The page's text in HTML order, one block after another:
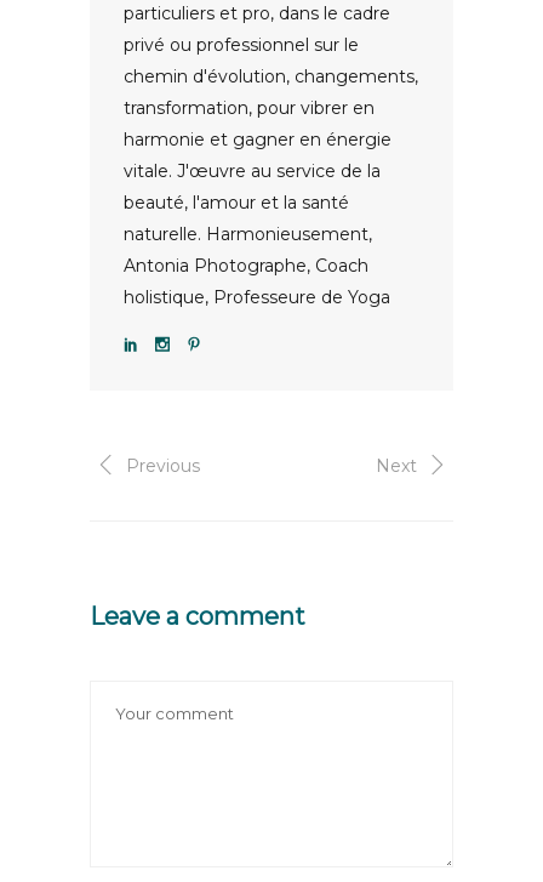
particuliers et pro, dans le cadre
privé ou professionnel sur le
chemin d'évolution, changements,
transformation, pour vibrer en
harmonie et gagner en énergie
vitale. J'œuvre au service de la
beauté, l'amour et la santé
naturelle. Harmonieusement,
Antonia Photographe, Coach
holistique, Professeure de Yoga
Previous Next
Leave a comment